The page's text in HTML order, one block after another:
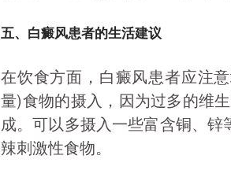
五、白癜风患者的生活建议
在饮食方面，白癜风患者应注
量)食物的摄入，因为过多的维
成。可以多摄入一些富含铜、
辣刺激性食物。